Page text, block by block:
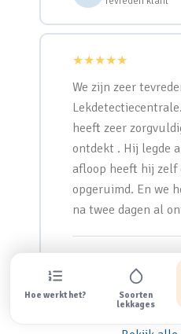
★★★★★
We zijn zeer
heeft zeer
ontdekt . Hij legde
afloop heeft hij zelf
opgeruimd. En we
na twee dagen al
Tevreden klant
Snel antwoord
Hoe werkt het?
Soorten
lekkages